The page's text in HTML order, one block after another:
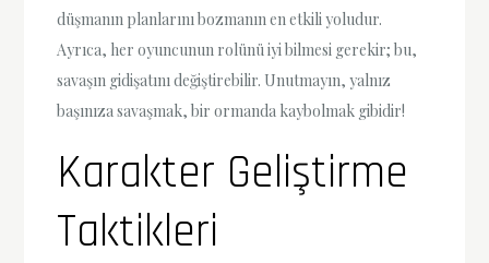
düşmanın planlarını bozmanın en etkili yoludur.
Ayrıca, her oyuncunun rolünü iyi bilmesi gerekir; bu,
savaşın gidişatını değiştirebilir. Unutmayın, yalnız
başınıza savaşmak, bir ormanda kaybolmak gibidir!
Karakter Geliştirme
Taktikleri